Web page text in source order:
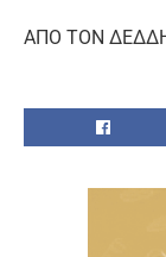
ΑΠΟ ΤΟΝ